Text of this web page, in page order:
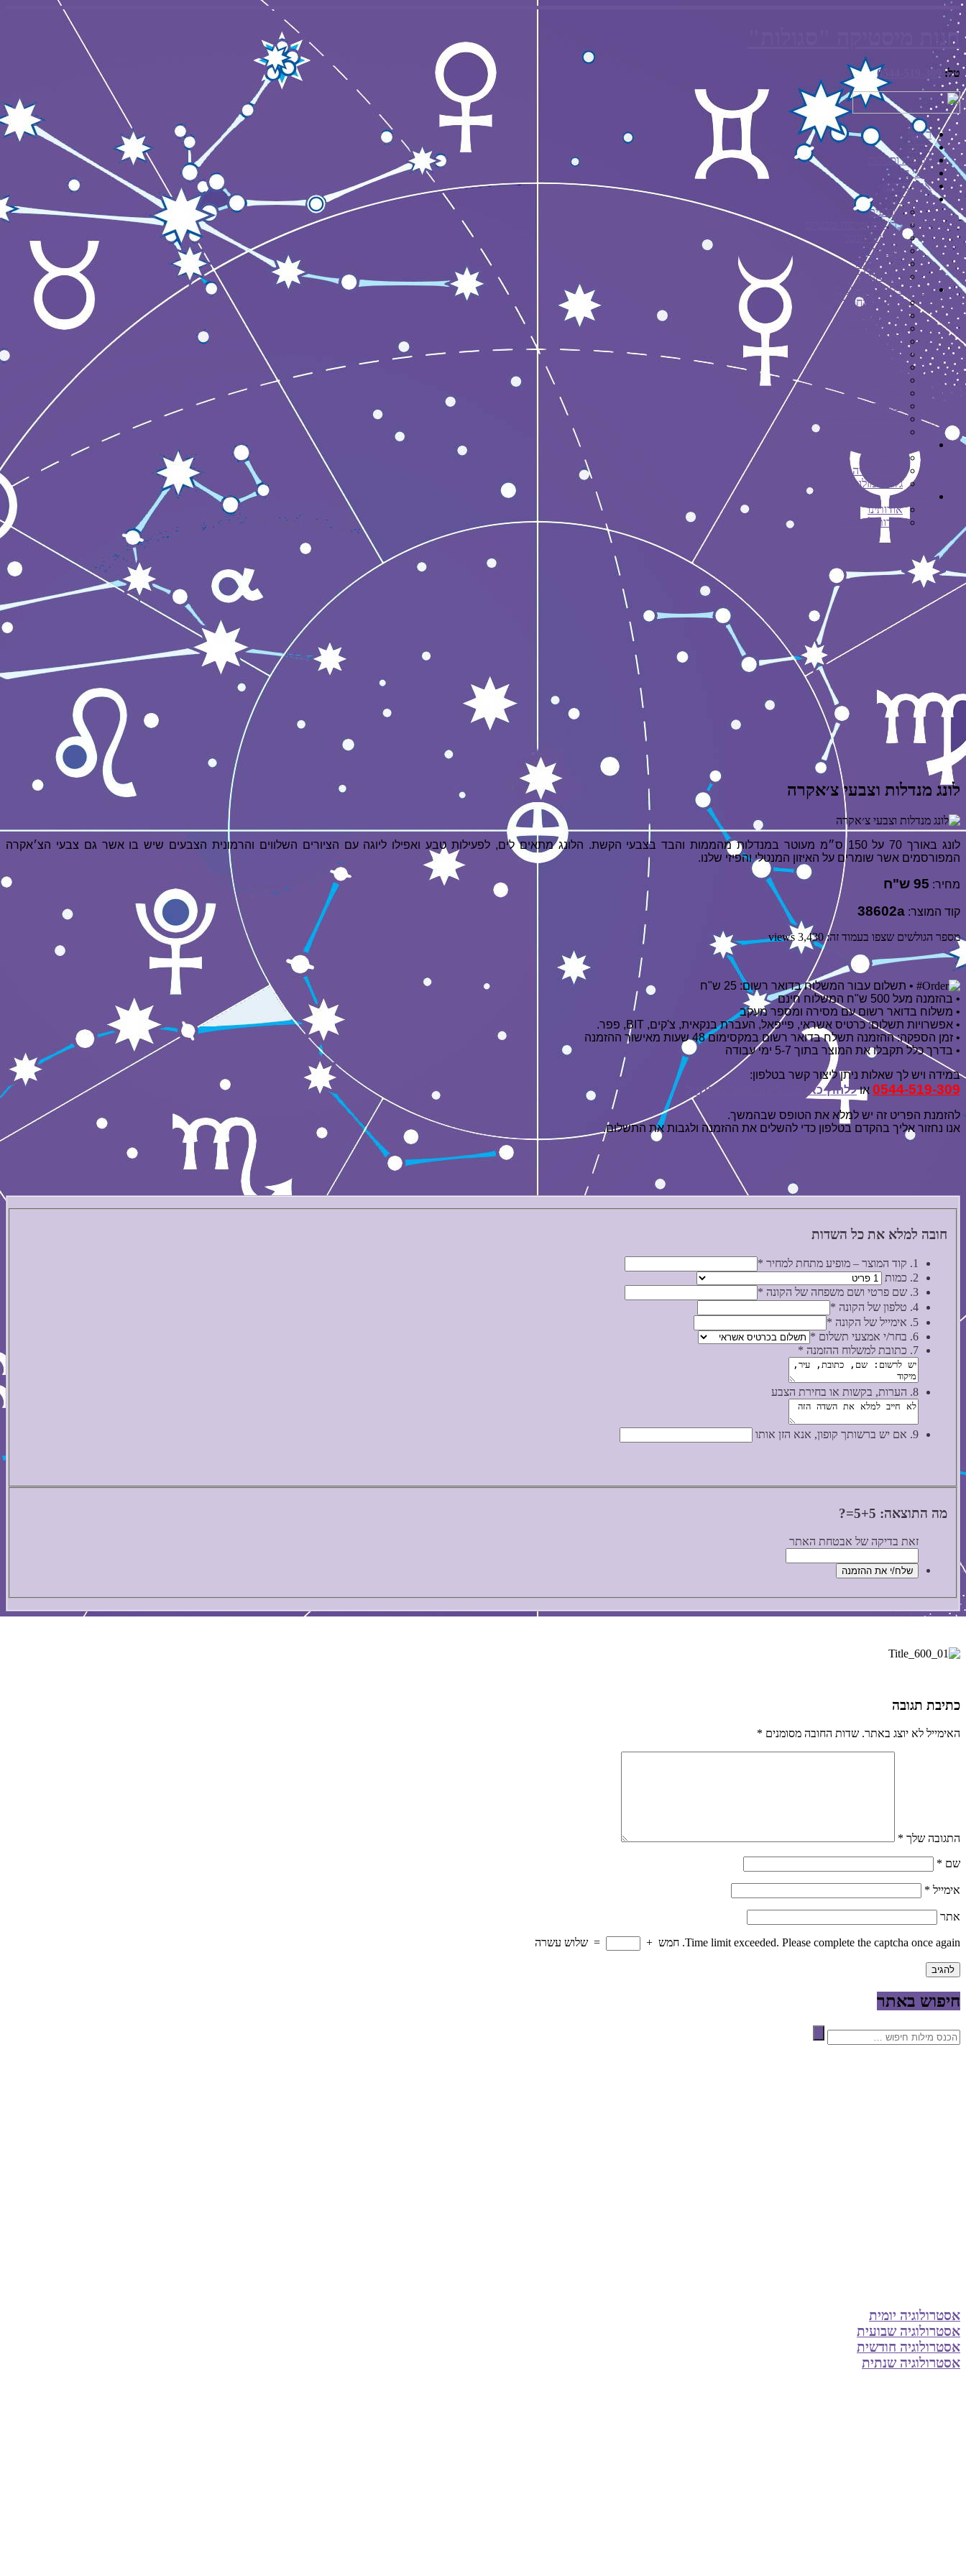
חנות מיסטיקה "סגולות"
טל: 0544-519-309
ראשי
קבלה
קמעות וסגולות
אבני חן
אבני החושן
המיוחדים
מבצעים
בריאות וטיפוח טבעיים
תכשיטי וינטג'
יודאיקה
קלפי הנולה
ספר הנולה
מוצרי מיסטיקה נוספים
אבן עין החתול
אבן עין הנמר
חותמי שלמה
פנג שואי
ברכת הבית
ברכת העסק
מנדלות
אסטרולוגיה
גלגל המזלות
אודות
אודותינו
שירות לקוחות
לונג מנדלות וצבעי צ׳אקרה
לונג באורך 70 על 150 ס״מ מעוטר במנדלות מהממות והבד בצבעי הקשת. הלונג מתאים לים, לפעילות טבע ואפילו ליוגה עם הציורים השלווים והרמונית הצבעים שיש בו אשר גם צבעי הצ׳אקרה
המפורסמים אשר שומרים על האיזון המנטלי והפיזי שלנו.
מחיר: 95 ש"ח
קוד המוצר: 38602a
מספר הגולשים שצפו בעמוד זה: 3,430 views
• תשלום עבור המשלוח בדואר רשום: 25 ש"ח
• בהזמנה מעל 500 ש"ח המשלוח חינם
• משלוח בדואר רשום עם מסירה ומספר מעקב
• אפשרויות תשלום: כרטיס אשראי, פייפאל, העברת בנקאית, צ'קים, BIT, פפר.
• זמן הספקה: ההזמנה תשלח בדואר רשום במקסימום 48 שעות מאישור ההזמנה
• בדרך כלל תקבלו את המוצר בתוך 5-7 ימי עבודה
במידה ויש לך שאלות ניתן ליצור קשר בטלפון:
0544-519-309 אוללחוץ כאן כדי ליצור קשר באימייל
להזמנת הפריט זה יש למלא את הטופס שבהמשך.
אנו נחזור אליך בהקדם בטלפון כדי להשלים את ההזמנה ולגבות את התשלום.
חובה למלא את כל השדות
1. קוד המוצר – מופיע מתחת למחיר
*
2. כמות
3. שם פרטי ושם משפחה של הקונה
*
4. טלפון של הקונה
*
5. אימייל של הקונה
*
6. בחר/י אמצעי תשלום
*
7. כתובת למשלוח ההזמנה
*
8. הערות, בקשות או בחירת הצבע
9. אם יש ברשותך קופון, אנא הזן אותו
מה התוצאה: 5+5=?
זאת בדיקה של אבטחת האתר
כתיבת תגובה
האימייל לא יוצג באתר. שדות החובה מסומנים *
התגובה שלך *
שם *
אימייל *
אתר
Time limit exceeded. Please complete the captcha once again. חמש +
= שלוש עשרה
חיפוש באתר
אסטרולוגיה יומית
אסטרולוגיה שבועית
אסטרולוגיה חודשית
אסטרולוגיה שנתית